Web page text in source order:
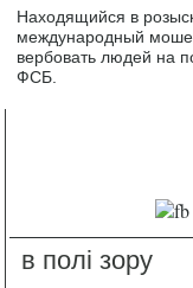
Находящийся в
международный
вербовать людей на
ФСБ.
в полі зору